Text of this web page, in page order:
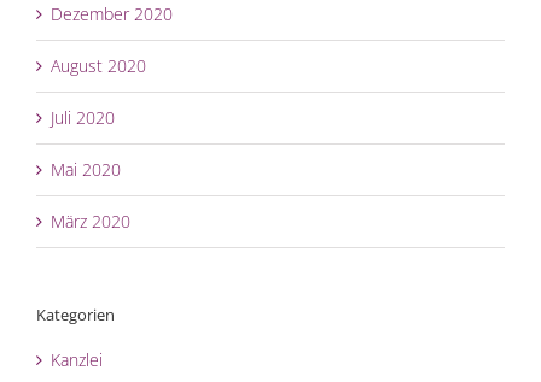
Dezember 2020
August 2020
Juli 2020
Mai 2020
März 2020
Kategorien
Kanzlei